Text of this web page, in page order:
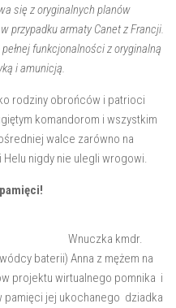
się z oryginalnych planów
przypadku armaty Canet z Francji.
funkcjonalności z oryginalną
i amunicją.
rodziny obrońców i patrioci
komandorom i wszystkim
walce zarówno na
nigdy nie ulegli wrogowi.
kmdr.
baterii) Anna z mężem na
projektu wirtualnego pomnika i
pamięci jej ukochanego dziadka